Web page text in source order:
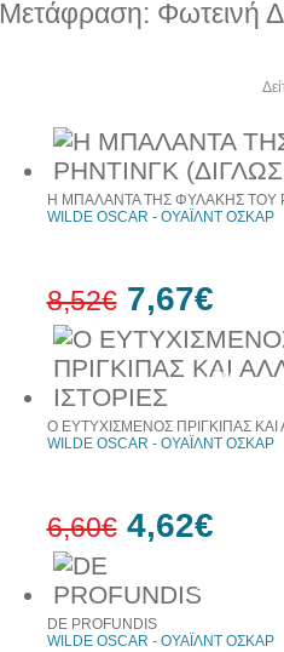
Μετάφραση: Φωτεινή
10%
Η ΜΠΑΛΑΝΤΑ ΤΗΣ ΦΥΛΑΚΗΣ ΤΟΥ
WILDE OSCAR - ΟΥΑΪΛΝΤ ΟΣΚΑΡ
8,52€ 7,67€
έκπτωση
Ο ΕΥΤΥΧΙΣΜΕΝΟΣ ΠΡΙΓΚΙΠΑΣ ΚΑΙ
WILDE OSCAR - ΟΥΑΪΛΝΤ ΟΣΚΑΡ
6,60€ 4,62€
DE PROFUNDIS
WILDE OSCAR - ΟΥΑΪΛΝΤ ΟΣΚΑΡ